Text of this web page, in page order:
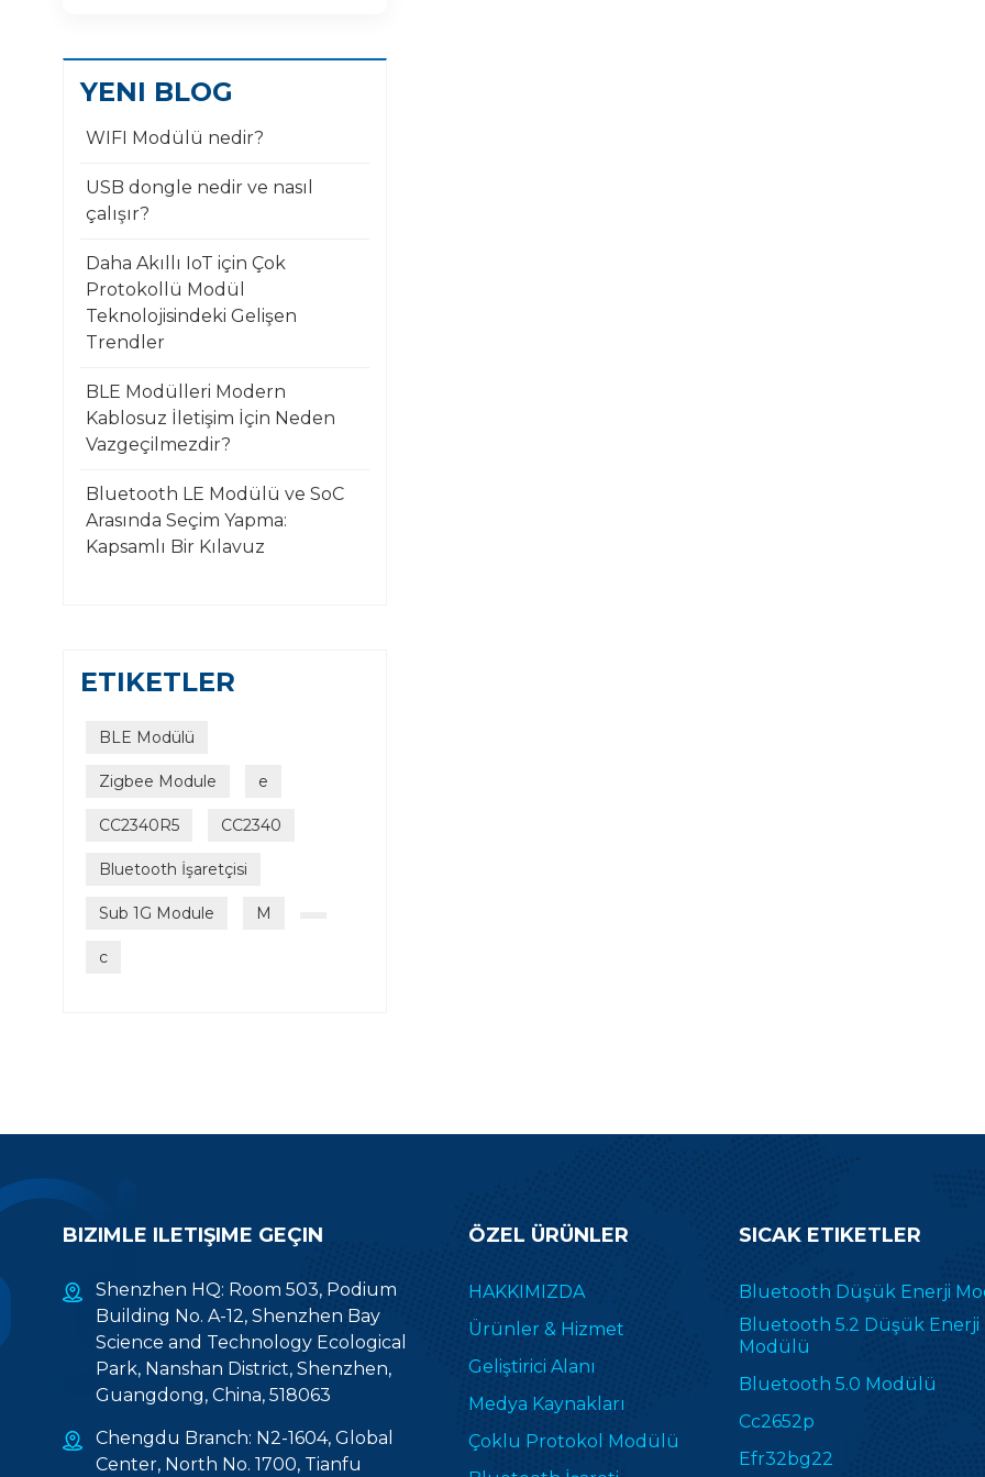
YENI BLOG
WIFI Modülü nedir?
USB dongle nedir ve nasıl
çalışır?
Daha Akıllı IoT için Çok
Protokollü Modül
Teknolojisindeki Gelişen
Trendler
BLE Modülleri Modern
Kablosuz İletişim İçin Neden
Vazgeçilmezdir?
Bluetooth LE Modülü ve SoC
Arasında Seçim Yapma:
Kapsamlı Bir Kılavuz
ETIKETLER
BLE Modülü
Zigbee Module e
CC2340R5 CC2340
Bluetooth İşaretçisi
Sub 1G Module M
c
BIZIMLE ILETIŞIME GEÇIN
Shenzhen HQ: Room 503, Podium
Building No. A-12, Shenzhen Bay
Science and Technology Ecological
Park, Nanshan District, Shenzhen,
Guangdong, China, 518063
Chengdu Branch: N2-1604, Global
Center, North No. 1700, Tianfu
ÖZEL ÜRÜNLER
HAKKIMIZDA
Ürünler & Hizmet
Geliştirici Alanı
Medya Kaynakları
Çoklu Protokol Modülü
SICAK ETIKETLER
Bluetooth Düşük Enerji
Bluetooth 5.2 Düşük Enerji
Modülü
Bluetooth 5.0 Modülü
Cc2652p
Efr32bg22